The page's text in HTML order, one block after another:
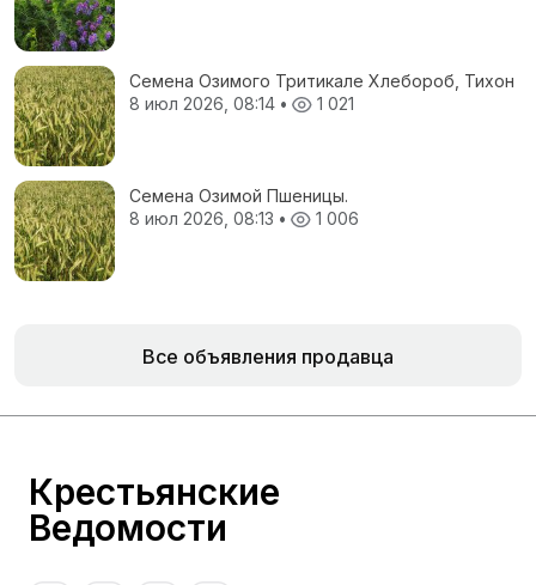
Семена Озимого Тритикале Хлебороб, Тихон
8 июл 2026, 08:14 • 1 021
Семена Озимой Пшеницы.
8 июл 2026, 08:13 • 1 006
Все объявления продавца
Крестьянские
Ведомости